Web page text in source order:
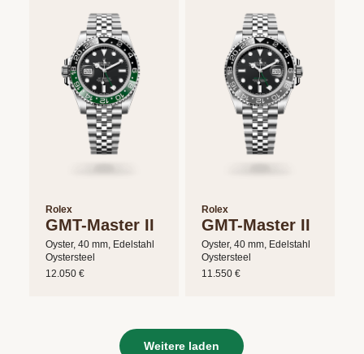
Rolex
GMT-Master II
Oyster, 40 mm, Edelstahl
Oystersteel
12.050 €
Rolex
GMT-Master II
Oyster, 40 mm, Edelstahl
Oystersteel
11.550 €
Weitere laden